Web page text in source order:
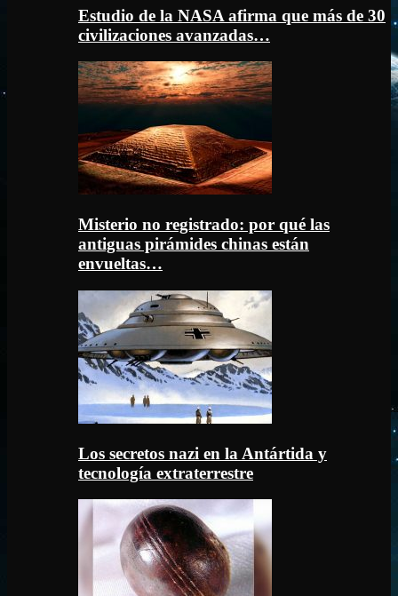
Estudio de la NASA afirma que más de 30
civilizaciones avanzadas…
Misterio no registrado: por qué las
antiguas pirámides chinas están
envueltas…
Los secretos nazi en la Antártida y
tecnología extraterrestre